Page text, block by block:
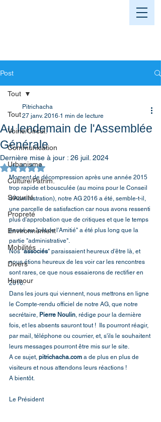
Post
Tout
Voirie/Circul.
Communication
Urbanisme
Culture/Patrim.
Sécurité
Propreté
Environnement
Mobilités
Divers
Humour
Tout
Au lendemain de l'Assemblée
Générale
Pitrichacha
27 janv. 2016 1 min de lecture
Dernière mise à jour : 26 juil. 2024
Noté NaN étoiles sur 5.
Moment de décompression après une année 2015
trop rapide et bousculée (au moins pour le Conseil
d'Administration), notre AG 2016 a été, semble-t-il,
une parcelle de satisfaction car nous avons ressenti
plus d'approbation que de critiques et que le temps
passé au "pôt de l'Amitié" a été plus long que la
partie "administrative".
Nos "associés" paraissaient heureux d'être là, et
nous étions heureux de les voir car les rencontres
sont rares, ce que nous essaierons de rectifier en
2016.
Dans les jours qui viennent, nous mettrons en ligne
le Compte-rendu officiel de notre AG, que notre
secrétaire, Pierre Noulin, rédige pour la dernière
fois, et les absents sauront tout !  Ils pourront réagir,
par mail, téléphone ou courrier, et, s'ils le souhaitent
leurs messages pourront être mis sur le site.
A ce sujet, pitrichacha.com a de plus en plus de
visiteurs et nous attendons leurs réactions !
A bientôt.
Le Président